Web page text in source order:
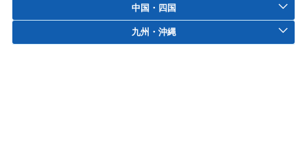
中国・四国
九州・沖縄